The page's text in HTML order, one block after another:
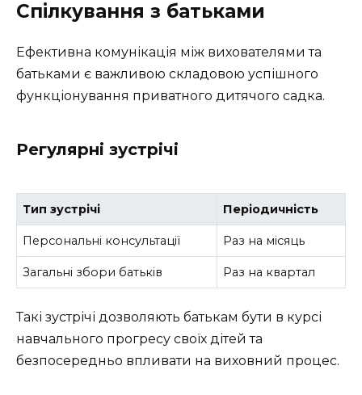
Спілкування з батьками
Ефективна комунікація між вихователями та
батьками є важливою складовою успішного
функціонування приватного дитячого садка.
Регулярні зустрічі
Тип зустрічі Періодичність
Персональні консультації Раз на місяць
Загальні збори батьків Раз на квартал
Такі зустрічі дозволяють батькам бути в курсі
навчального прогресу своїх дітей та
безпосередньо впливати на виховний процес.